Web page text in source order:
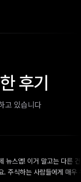
후기
고 있습니다
스앱! 이거 말고는 다른 건
식하는 사람들에게 매우 유